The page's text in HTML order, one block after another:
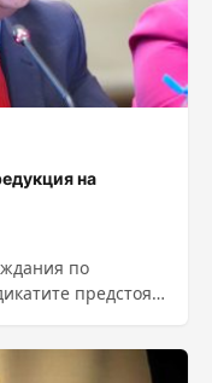
на
по
предстоят